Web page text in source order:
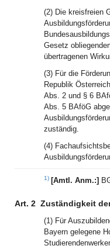
(2) Die kreisfreien
Gesetz
übertragenen
(3) Für die
Republik
Abs. 2 und § 6
Abs. 5 BAföG
zuständig.
(4)
1) [Amtl. Anm.:]
Art. 2 Zuständigkeit
(1) Für
Bayern gelegene